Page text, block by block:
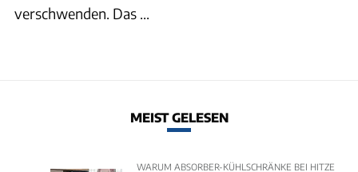
verschwenden. Das ...
MEIST GELESEN
WARUM ABSORBER-KÜHLSCHRÄNKE BEI HITZE